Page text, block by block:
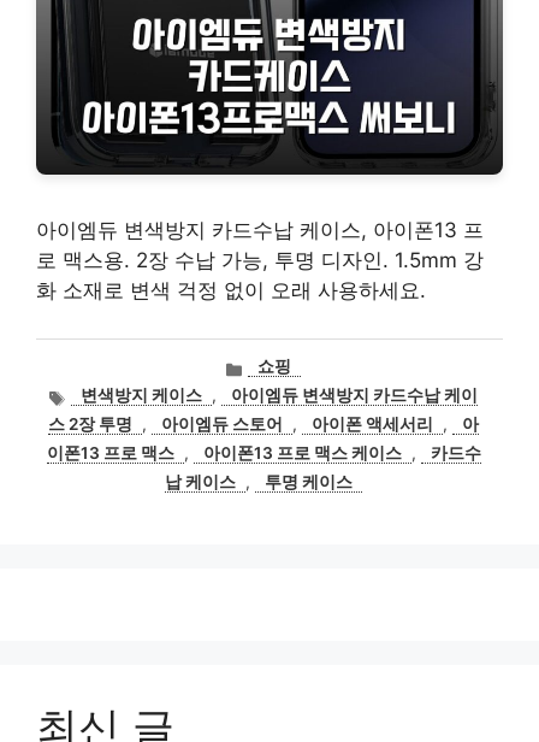
아이엠듀 변색방지 카드수납 케이스, 아이폰13 프
로 맥스용. 2장 수납 가능, 투명 디자인. 1.5mm 강
화 소재로 변색 걱정 없이 오래 사용하세요.
카
테
고
리
쇼핑
태
그
변색방지 케이스 ,
아이엠듀 변색방지 카드수납 케이
스 2장 투명
, 아이엠듀 스토어 , 아이폰 액세서리 ,
아
이폰13 프로 맥스 , 아이폰13 프로 맥스 케이스 ,
카드수
납 케이스 , 투명 케이스
최신 글